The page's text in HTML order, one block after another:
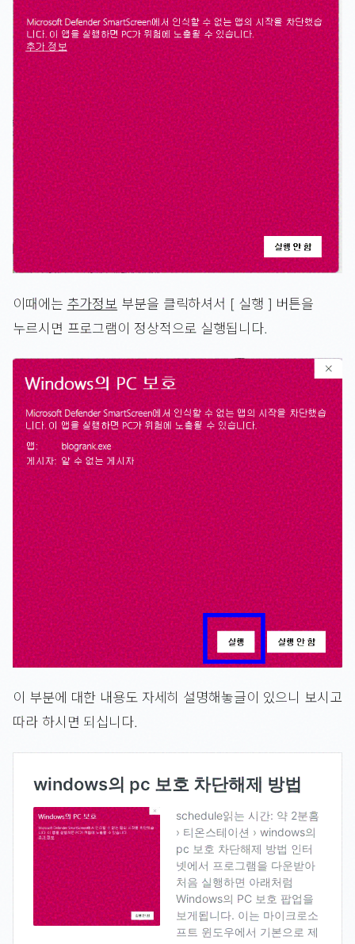
이때에는 추가정보 부분을 클릭하셔서 [ 실행 ] 버튼을
누르시면 프로그램이 정상적으로 실행됩니다.
이 부분에 대한 내용도 자세히 설명해놓글이 있으니 보시고
따라 하시면 되십니다.